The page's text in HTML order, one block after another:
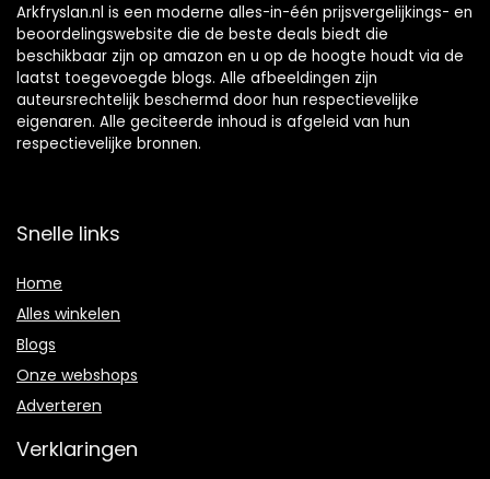
Arkfryslan.nl is een moderne alles-in-één prijsvergelijkings- en
beoordelingswebsite die de beste deals biedt die
beschikbaar zijn op amazon en u op de hoogte houdt via de
laatst toegevoegde blogs. Alle afbeeldingen zijn
auteursrechtelijk beschermd door hun respectievelijke
eigenaren. Alle geciteerde inhoud is afgeleid van hun
respectievelijke bronnen.
Snelle links
Home
Alles winkelen
Blogs
Onze webshops
Adverteren
Verklaringen